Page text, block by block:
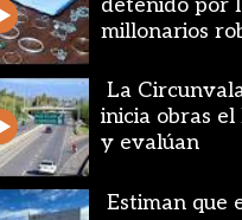
detenido por
millonarios
Bonanno
La
inicia obras el
y evalúan
velocidad
Estiman que